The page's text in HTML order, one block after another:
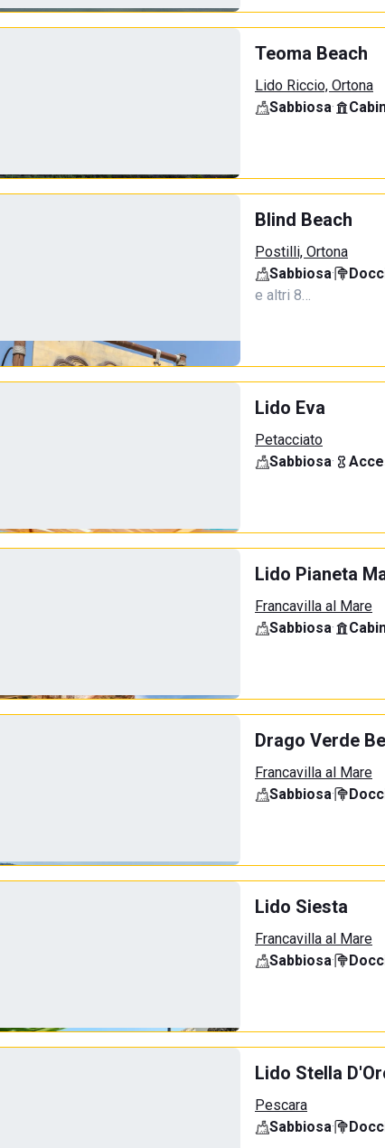
Teoma Beach
Lido Riccio, Ortona
Sabbiosa·
Blind Beach
Postilli, Ortona
Sabbiosa·
e altri 8…
Lido Eva
Petacciato
Sabbiosa·
Lido Pianeta
Francavilla al Mare
Sabbiosa·
Drago Verde
Francavilla al Mare
Sabbiosa·
Lido Siesta
Francavilla al Mare
Sabbiosa·
Lido Stella
Pescara
Sabbiosa·